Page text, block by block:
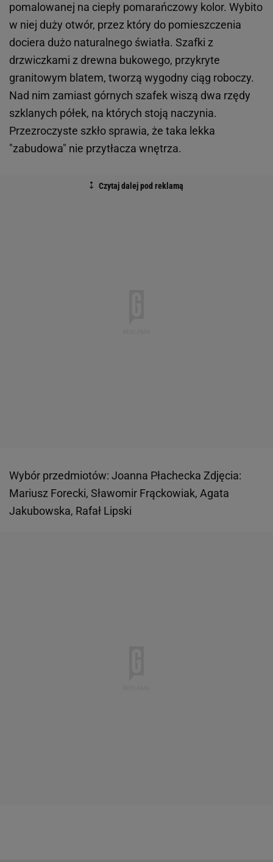
pomalowanej na ciepły pomarańczowy kolor. Wybito
w niej duży otwór, przez który do pomieszczenia
dociera dużo naturalnego światła. Szafki z
drzwiczkami z drewna bukowego, przykryte
granitowym blatem, tworzą wygodny ciąg roboczy.
Nad nim zamiast górnych szafek wiszą dwa rzędy
szklanych półek, na których stoją naczynia.
Przezroczyste szkło sprawia, że taka lekka
"zabudowa" nie przytłacza wnętrza.
Wybór przedmiotów: Joanna Płachecka Zdjęcia:
Mariusz Forecki, Sławomir Frąckowiak, Agata
Jakubowska, Rafał Lipski